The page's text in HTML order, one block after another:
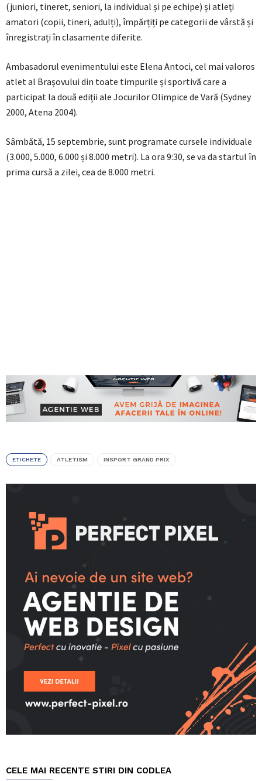
(juniori, tineret, seniori, la individual și pe echipe) și atleți
amatori (copii, tineri, adulți), împărțiți pe categorii de vârstă și
înregistrați în clasamente diferite.
Ambasadorul evenimentului este Elena Antoci, cel mai valoros
atlet al Brașovului din toate timpurile și sportivă care a
participat la două ediții ale Jocurilor Olimpice de Vară (Sydney
2000, Atena 2004).
Sâmbătă, 15 septembrie, sunt programate cursele individuale
(3.000, 5.000, 6.000 și 8.000 metri). La ora 9:30, se va da startul în
prima cursă a zilei, cea de 8.000 metri.
ETICHETE ATLETISM INSPORT GRAND PRIX
CELE MAI RECENTE STIRI DIN CODLEA